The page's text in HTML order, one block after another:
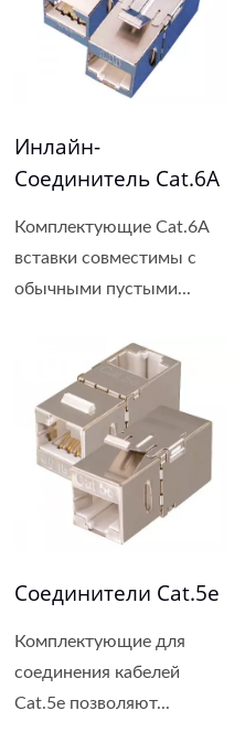
Инлайн-
Соединитель Cat.6A
Комплектующие Cat.6A
вставки совместимы с
обычными пустыми...
Соединители Cat.5e
Комплектующие для
соединения кабелей
Cat.5e позволяют...